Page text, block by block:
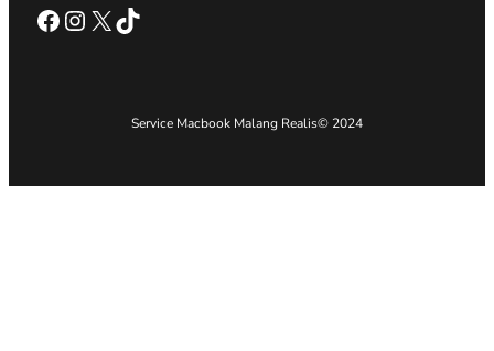
Facebook Instagram X TikTok
Service Macbook Malang Realis© 2024